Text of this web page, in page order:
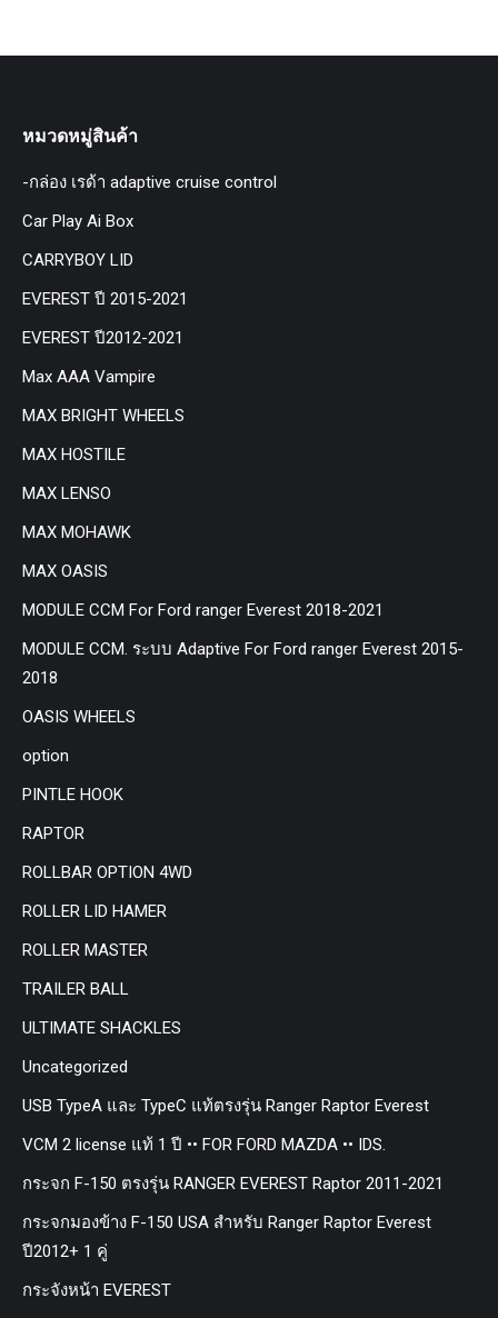
หมวดหมู่สินค้า
-กล่อง เรด้า adaptive cruise control
Car Play Ai Box
CARRYBOY LID
EVEREST ปี 2015-2021
EVEREST ปี2012-2021
Max AAA Vampire
MAX BRIGHT WHEELS
MAX HOSTILE
MAX LENSO
MAX MOHAWK
MAX OASIS
MODULE CCM For Ford ranger Everest 2018-2021
MODULE CCM. ระบบ Adaptive For Ford ranger Everest 2015-
2018
OASIS WHEELS
option
PINTLE HOOK
RAPTOR
ROLLBAR OPTION 4WD
ROLLER LID HAMER
ROLLER MASTER
TRAILER BALL
ULTIMATE SHACKLES
Uncategorized
USB TypeA และ TypeC แท้ตรงรุ่น Ranger Raptor Everest
VCM 2 license แท้ 1 ปี •• FOR FORD MAZDA •• IDS.
กระจก F-150 ตรงรุ่น RANGER EVEREST Raptor 2011-2021
กระจกมองข้าง F-150 USA สำหรับ Ranger Raptor Everest
ปี2012+ 1 คู่
กระจังหน้า EVEREST